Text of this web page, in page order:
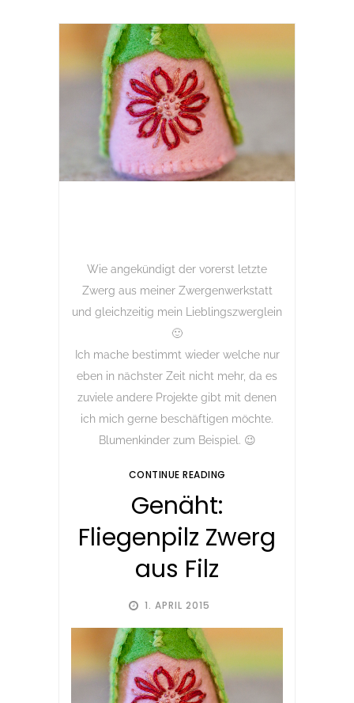
1. APRIL 2015
Genäht:
Fliegenpilz Zwerg
aus Filz
Wie angekündigt der vorerst letzte
Zwerg aus meiner Zwergenwerkstatt
und gleichzeitig mein Lieblingszwerglein
🙂
Ich mache bestimmt wieder welche nur
eben in nächster Zeit nicht mehr, da es
zuviele andere Projekte gibt mit denen
ich mich gerne beschäftigen möchte.
Blumenkinder zum Beispiel. 😉
CONTINUE READING